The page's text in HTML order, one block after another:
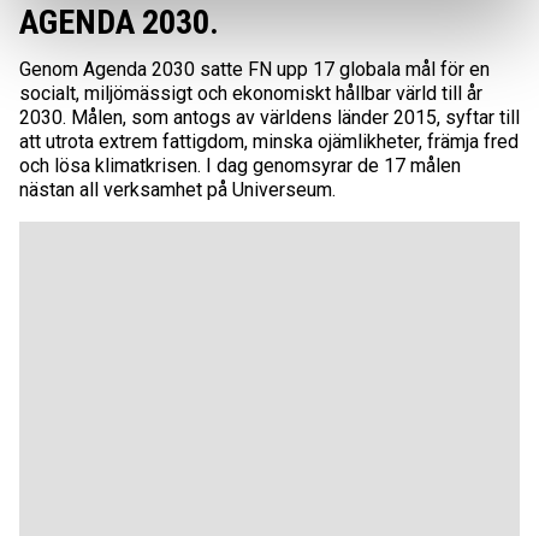
AGENDA 2030.
Genom Agenda 2030 satte FN upp 17 globala mål för en
socialt, miljömässigt och ekonomiskt hållbar värld till år
2030. Målen, som antogs av världens länder 2015, syftar till
att utrota extrem fattigdom, minska ojämlikheter, främja fred
och lösa klimatkrisen. I dag genomsyrar de 17 målen
nästan all verksamhet på Universeum.